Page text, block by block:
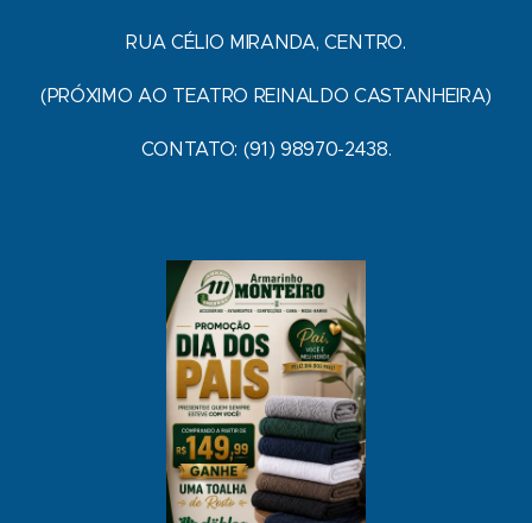
RUA CÉLIO MIRANDA, CENTRO.
(PRÓXIMO AO TEATRO REINALDO CASTANHEIRA)
CONTATO: (91) 98970-2438.